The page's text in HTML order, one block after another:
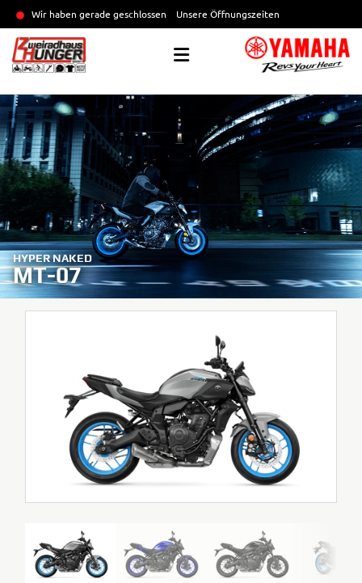
Wir haben gerade geschlossen Unsere Öffnungszeiten
HYPER NAKED
MT-07